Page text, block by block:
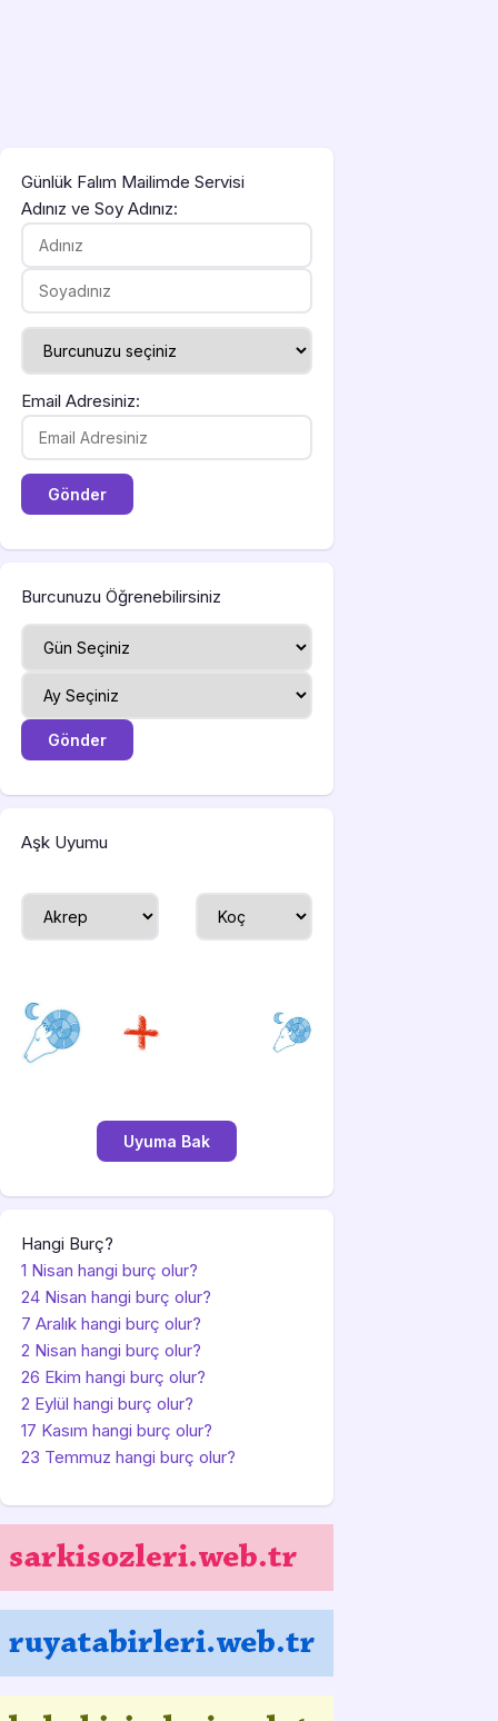
Günlük Falım Mailimde Servisi
Adınız ve Soy Adınız:
Email Adresiniz:
Burcunuzu Öğrenebilirsiniz
Aşk Uyumu
Hangi Burç?
1 Nisan hangi burç olur?
24 Nisan hangi burç olur?
7 Aralık hangi burç olur?
2 Nisan hangi burç olur?
26 Ekim hangi burç olur?
2 Eylül hangi burç olur?
17 Kasım hangi burç olur?
23 Temmuz hangi burç olur?